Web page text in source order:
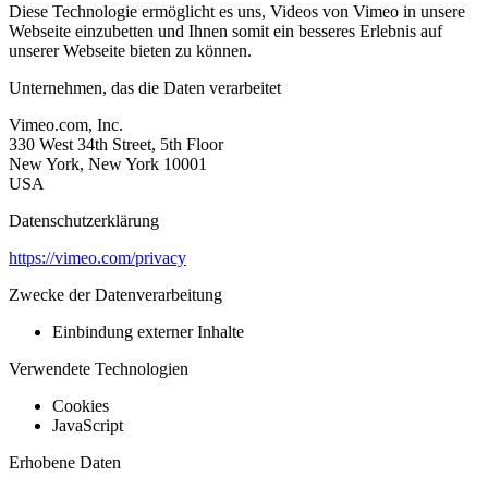
Diese Technologie ermöglicht es uns, Videos von Vimeo in unsere
Webseite einzubetten und Ihnen somit ein besseres Erlebnis auf
unserer Webseite bieten zu können.
Unternehmen, das die Daten verarbeitet
Vimeo.com, Inc.
330 West 34th Street, 5th Floor
New York, New York 10001
USA
Datenschutzerklärung
https://vimeo.com/privacy
Zwecke der Datenverarbeitung
Einbindung externer Inhalte
Verwendete Technologien
Cookies
JavaScript
Erhobene Daten